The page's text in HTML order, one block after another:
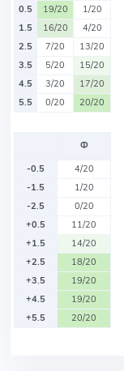
0.5
19/20
1/20
1.5
16/20
4/20
2.5
7/20
13/20
3.5
5/20
15/20
4.5
3/20
17/20
5.5
0/20 20/20
Ф
-0.5
4/20
-1.5
1/20
-2.5
0/20
+0.5
11/20
+1.5
14/20
+2.5
18/20
+3.5
19/20
+4.5
19/20
+5.5
20/20